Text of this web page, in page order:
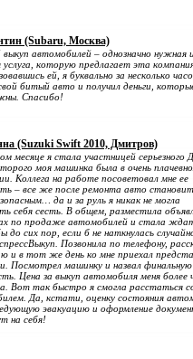
(Subaru, Москва)
автомобилей – однозначно нужная
услуга, которую предлагает эта
ей, я буквально за несколько
битый авто и получил деньги,
Спасибо!
(Suzuki Swift 2010, Дмитров)
месяце я стала участницей серьезного
моя машинка была в очень
Коллега на работе посоветовал мне ее
– все же после ремонта авто
да и за руль я никак не могла
себя сесть. В общем, разместила
по продаже автомобилей и стала
до сих пор, если б не наткнулась
Позвонила по телефону,
и в тот же день ко мне приехал
Посмотрел машинку и назвал финальную
Цена за выкуп автомобиля меня более
Вот так быстро я смогла расстаться
Да, кстати, оценку состояния
эвакуацию и оформление
на себя!